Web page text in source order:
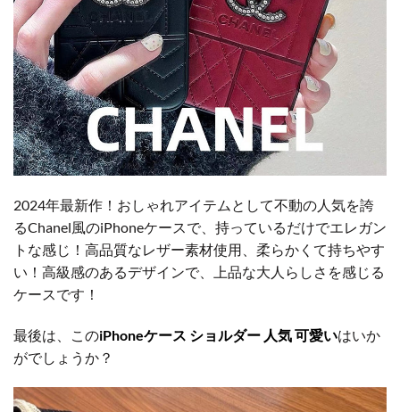
2024年最新作！おしゃれアイテムとして不動の人気を誇
るChanel風のiPhoneケースで、持っているだけでエレガン
トな感じ！高品質なレザー素材使用、柔らかくて持ちやす
い！高級感のあるデザインで、上品な大人らしさを感じる
ケースです！
最後は、このiPhoneケース ショルダー 人気 可愛いはいか
がでしょうか？